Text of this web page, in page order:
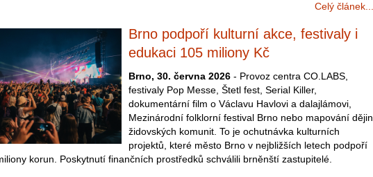
Celý článek...
Brno podpoří kulturní akce, festivaly i
edukaci 105 miliony Kč
Brno, 30. června 2026 - Provoz centra CO.LABS,
festivaly Pop Messe, Štetl fest, Serial Killer,
dokumentární film o Václavu Havlovi a dalajlámovi,
Mezinárodní folklorní festival Brno nebo mapování dějin
židovských komunit. To je ochutnávka kulturních
projektů, které město Brno v nejbližších letech podpoří
korun. Poskytnutí finančních prostředků schválili brněnští zastupitelé.